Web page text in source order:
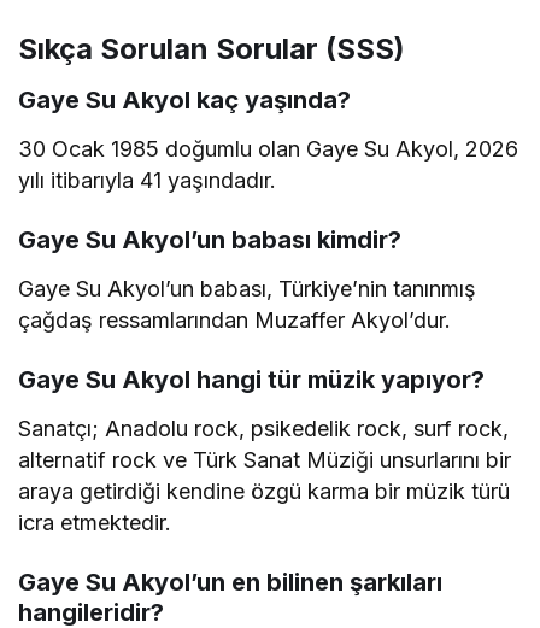
Sıkça Sorulan Sorular (SSS)
Gaye Su Akyol kaç yaşında?
30 Ocak 1985 doğumlu olan Gaye Su Akyol, 2026
yılı itibarıyla 41 yaşındadır.
Gaye Su Akyol’un babası kimdir?
Gaye Su Akyol’un babası, Türkiye’nin tanınmış
çağdaş ressamlarından Muzaffer Akyol’dur.
Gaye Su Akyol hangi tür müzik yapıyor?
Sanatçı; Anadolu rock, psikedelik rock, surf rock,
alternatif rock ve Türk Sanat Müziği unsurlarını bir
araya getirdiği kendine özgü karma bir müzik türü
icra etmektedir.
Gaye Su Akyol’un en bilinen şarkıları
hangileridir?